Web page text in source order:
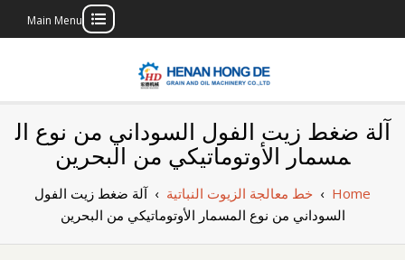
Main Menu
بناء مصنع إنتاج
الزيوت النباتية
الخاص بك
آلة ضغط زيت الفول السوداني من نوع ال
مسمار الأوتوماتيكي من البحرين
Home
› خط معالجة الزيوت النباتية ›آلة ضغط زيت الفول
السوداني من نوع المسمار الأوتوماتيكي من البحرين